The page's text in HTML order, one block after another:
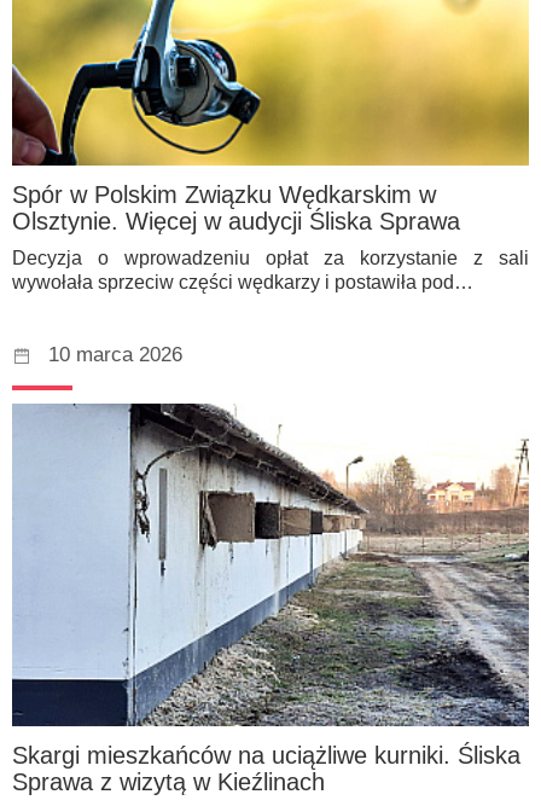
Spór w Polskim Związku Wędkarskim w
Olsztynie. Więcej w audycji Śliska Sprawa
Decyzja o wprowadzeniu opłat za korzystanie z sali
wywołała sprzeciw części wędkarzy i postawiła pod…
10 marca 2026
Skargi mieszkańców na uciążliwe kurniki. Śliska
Sprawa z wizytą w Kieźlinach